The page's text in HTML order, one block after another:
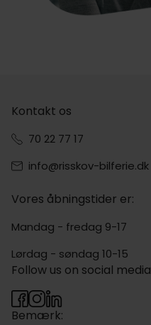
Kontakt os
70 22 77 17
info@risskov-bilferie.dk
Vores åbningstider er:
Mandag - fredag 9-17
Lørdag - søndag 10-15
Bemærk:
Follow us on social media